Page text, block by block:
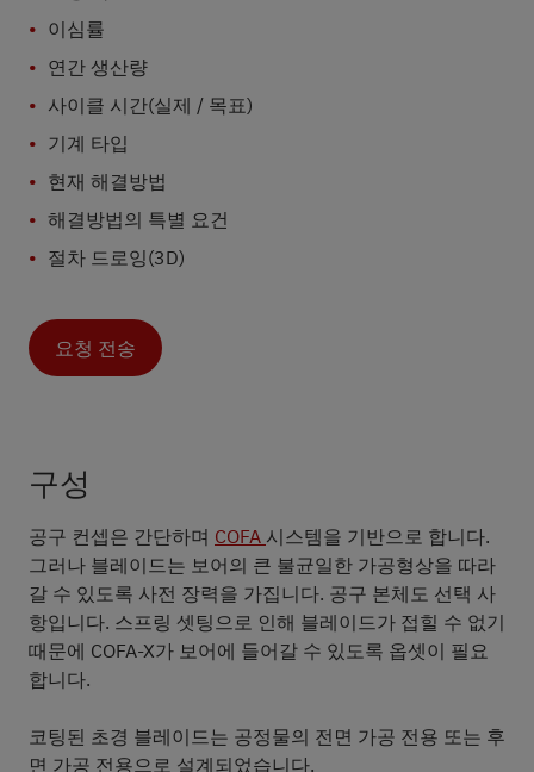
이심률
연간 생산량
사이클 시간(실제 / 목표)
기계 타입
현재 해결방법
해결방법의 특별 요건
절차 드로잉(3D)
요청 전송
구성
공구 컨셉은 간단하며 COFA 시스템을 기반으로 합니다.
그러나 블레이드는 보어의 큰 불균일한 가공형상을 따라
갈 수 있도록 사전 장력을 가집니다. 공구 본체도 선택 사
항입니다. 스프링 셋팅으로 인해 블레이드가 접힐 수 없기
때문에 COFA-X가 보어에 들어갈 수 있도록 옵셋이 필요
합니다.
코팅된 초경 블레이드는 공정물의 전면 가공 전용 또는 후
면 가공 전용으로 설계되었습니다.